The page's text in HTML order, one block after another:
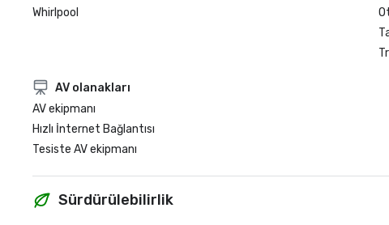
Whirlpool
AV olanakları
AV ekipmanı
Hızlı İnternet Bağlantısı
Tesiste AV ekipmanı
Sürdürülebilirlik